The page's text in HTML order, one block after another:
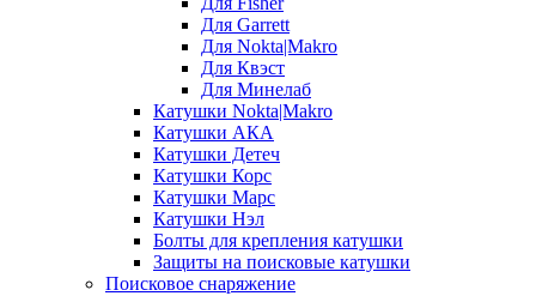
Для Garrett
Для Nokta|Makro
Для Квэст
Для Минелаб
Катушки Nokta|Makro
Катушки АКА
Катушки Детеч
Катушки Корс
Катушки Марс
Катушки Нэл
Болты для крепления катушки
Защиты на поисковые катушки
Поисковое снаряжение